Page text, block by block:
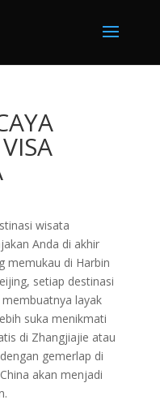
wisata
Anda di akhir
memukau di Harbin
setiap destinasi
layak
suka menikmati
di Zhangjiajie atau
gemerlap di
akan menjadi